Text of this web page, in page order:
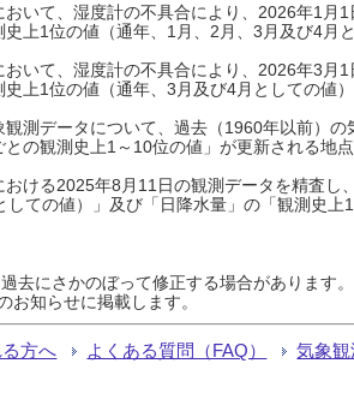
いて、湿度計の不具合により、2026年1
上1位の値（通年、1月、2月、3月及び4月
いて、湿度計の不具合により、2026年3
上1位の値（通年、3月及び4月としての値
測データについて、過去（1960年以前）
の観測史上1～10位の値」が更新される地
ける2025年8月11日の観測データを精査
しての値）」及び「日降水量」の「観測史
去にさかのぼって修正する場合があります
お知らせに掲載します。
方へ よくある質問（FAQ） 気象